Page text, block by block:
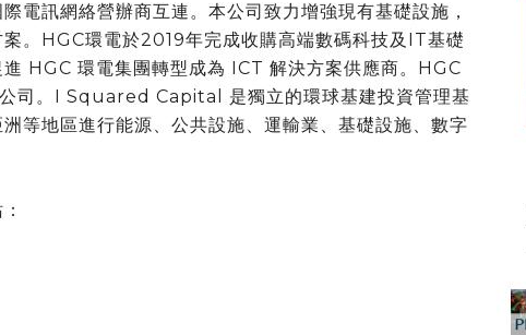
電訊網絡營辦商互連。本公司致力增強現有基礎設施，
。HGC環電於2019年完成收購高端數碼科技及IT基礎
HGC 環電集團轉型成為 ICT 解決方案供應商。HGC
司。I Squared Capital 是獨立的環球基建投資管理基
等地區進行能源、公共設施、運輸業、基礎設施、數字